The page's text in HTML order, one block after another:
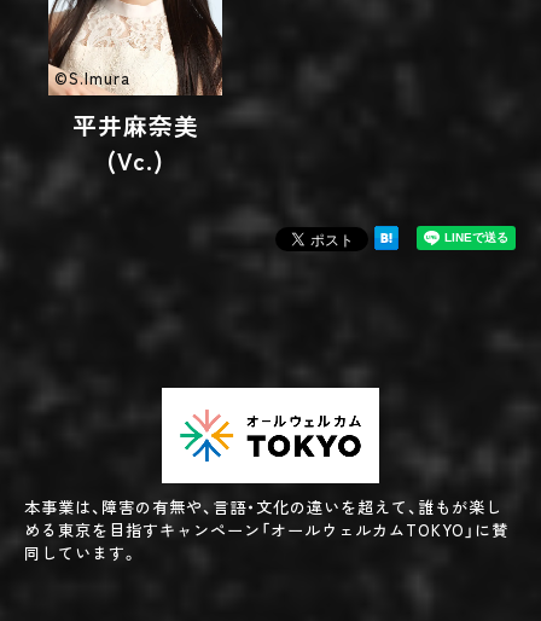
©S.Imura
平井麻奈美
(Vc.)
本事業は、障害の有無や、言語・文化の違いを超えて、誰もが楽し
める東京を目指すキャンペーン「オールウェルカムTOKYO」に賛
同しています。